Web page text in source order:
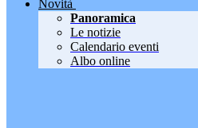
Novità
Panoramica
Le notizie
Calendario eventi
Albo online